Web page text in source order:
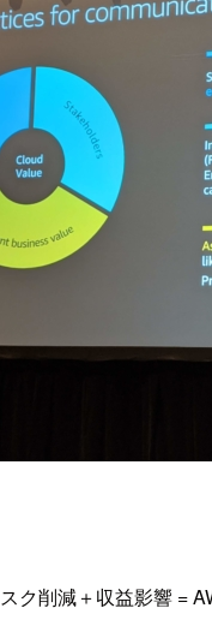
ク削減＋収益影響 =